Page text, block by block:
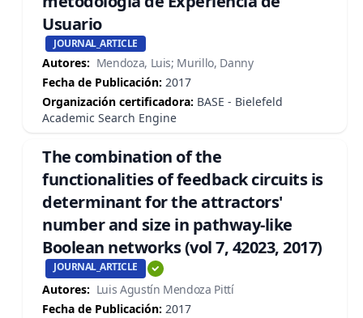
Usuario
JOURNAL_ARTICLE
Autores: Mendoza, Luis; Murillo, Danny
Fecha de Publicación: 2017
Organización certificadora: BASE - Bielefeld
Academic Search Engine
The combination of the
functionalities of feedback circuits is
determinant for the attractors'
number and size in pathway-like
Boolean networks (vol 7, 42023, 2017)
JOURNAL_ARTICLE
Autores: Luis Agustín Mendoza Pittí
Fecha de Publicación: 2017